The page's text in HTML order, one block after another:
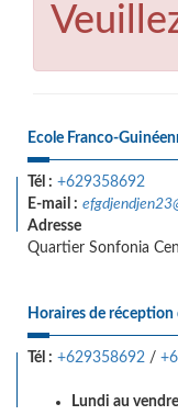
Ecole Franco-
Tél : +629358692
E-mail :
Adresse
Quartier Sonfonia
Horaires de réception
Tél : +629358692 /
Lundi au